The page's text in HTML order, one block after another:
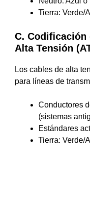
Tierra: Verde/
C. Codificación
Alta Tensión
Los cables de alta
para líneas de
Conductores
(sistemas
Estándares
Tierra: Verde/